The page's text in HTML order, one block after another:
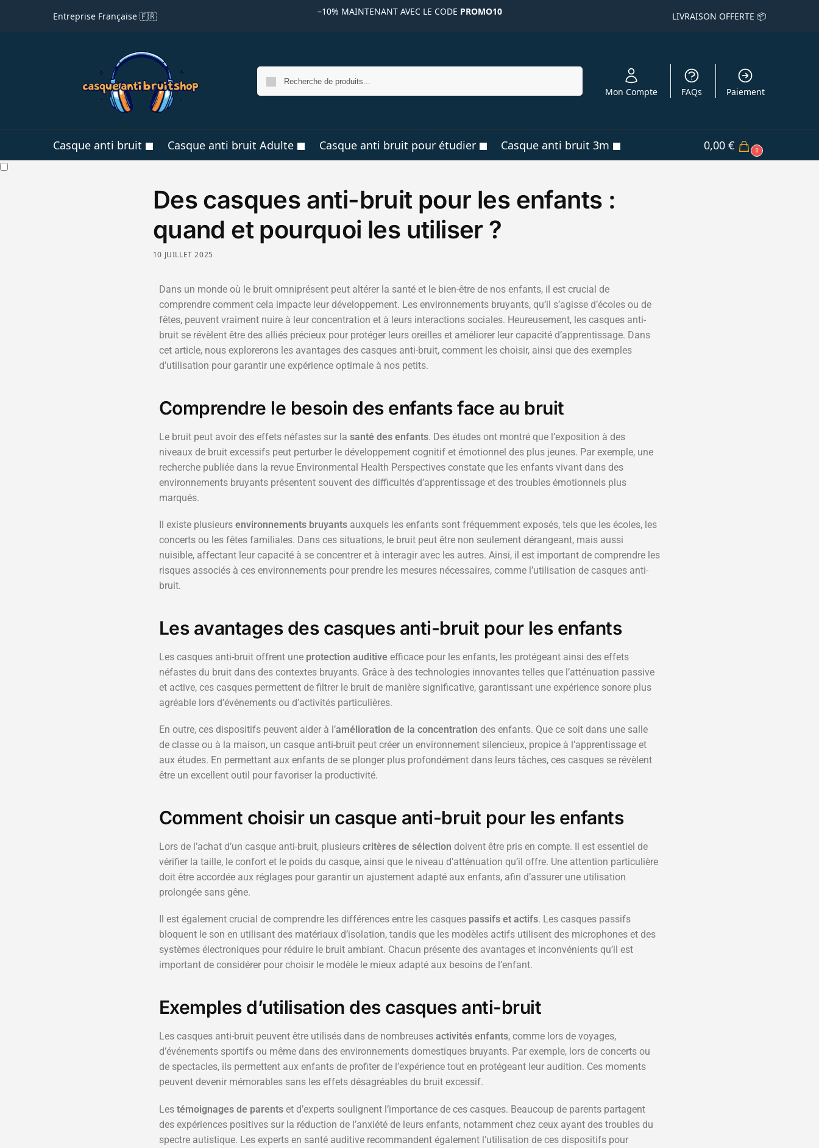
Entreprise Française 🇫🇷 –10% MAINTENANT AVEC LE CODE PROMO10 LIVRAISON OFFERTE 📦
Mon Compte FAQs Paiement
Casque anti bruit Casque anti bruit Adulte Casque anti bruit pour étudier Casque anti bruit 3m 0,00 € 0
Des casques anti-bruit pour les enfants :
quand et pourquoi les utiliser ?
10 JUILLET 2025
Dans un monde où le bruit omniprésent peut altérer la santé et le bien-être de nos enfants, il est crucial de
comprendre comment cela impacte leur développement. Les environnements bruyants, qu’il s’agisse d’écoles ou de
fêtes, peuvent vraiment nuire à leur concentration et à leurs interactions sociales. Heureusement, les casques anti-
bruit se révèlent être des alliés précieux pour protéger leurs oreilles et améliorer leur capacité d’apprentissage. Dans
cet article, nous explorerons les avantages des casques anti-bruit, comment les choisir, ainsi que des exemples
d’utilisation pour garantir une expérience optimale à nos petits.
Comprendre le besoin des enfants face au bruit
Le bruit peut avoir des effets néfastes sur la santé des enfants. Des études ont montré que l’exposition à des
niveaux de bruit excessifs peut perturber le développement cognitif et émotionnel des plus jeunes. Par exemple, une
recherche publiée dans la revue Environmental Health Perspectives constate que les enfants vivant dans des
environnements bruyants présentent souvent des difficultés d’apprentissage et des troubles émotionnels plus
marqués.
Il existe plusieurs environnements bruyantsauxquels les enfants sont fréquemment exposés, tels que les écoles, les
concerts ou les fêtes familiales. Dans ces situations, le bruit peut être non seulement dérangeant, mais aussi
nuisible, affectant leur capacité à se concentrer et à interagir avec les autres. Ainsi, il est important de comprendre les
risques associés à ces environnements pour prendre les mesures nécessaires, comme l’utilisation de casques anti-
bruit.
Les avantages des casques anti-bruit pour les enfants
Les casques anti-bruit offrent une protection auditive efficace pour les enfants, les protégeant ainsi des effets
néfastes du bruit dans des contextes bruyants. Grâce à des technologies innovantes telles que l’atténuation passive
et active, ces casques permettent de filtrer le bruit de manière significative, garantissant une expérience sonore plus
agréable lors d’événements ou d’activités particulières.
En outre, ces dispositifs peuvent aider à l’amélioration de la concentration des enfants. Que ce soit dans une salle
de classe ou à la maison, un casque anti-bruit peut créer un environnement silencieux, propice à l’apprentissage et
aux études. En permettant aux enfants de se plonger plus profondément dans leurs tâches, ces casques se révèlent
être un excellent outil pour favoriser la productivité.
Comment choisir un casque anti-bruit pour les enfants
Lors de l’achat d’un casque anti-bruit, plusieurs critères de sélection doivent être pris en compte. Il est essentiel de
vérifier la taille, le confort et le poids du casque, ainsi que le niveau d’atténuation qu’il offre. Une attention particulière
doit être accordée aux réglages pour garantir un ajustement adapté aux enfants, afin d’assurer une utilisation
prolongée sans gêne.
Il est également crucial de comprendre les différences entre les casques passifs et actifs. Les casques passifs
bloquent le son en utilisant des matériaux d’isolation, tandis que les modèles actifs utilisent des microphones et des
systèmes électroniques pour réduire le bruit ambiant. Chacun présente des avantages et inconvénients qu’il est
important de considérer pour choisir le modèle le mieux adapté aux besoins de l’enfant.
Exemples d’utilisation des casques anti-bruit
Les casques anti-bruit peuvent être utilisés dans de nombreuses activités enfants, comme lors de voyages,
d’événements sportifs ou même dans des environnements domestiques bruyants. Par exemple, lors de concerts ou
de spectacles, ils permettent aux enfants de profiter de l’expérience tout en protégeant leur audition. Ces moments
peuvent devenir mémorables sans les effets désagréables du bruit excessif.
Les témoignages de parentset d’experts soulignent l’importance de ces casques. Beaucoup de parents partagent
des expériences positives sur la réduction de l’anxiété de leurs enfants, notamment chez ceux ayant des troubles du
spectre autistique. Les experts en santé auditive recommandent également l’utilisation de ces dispositifs pour